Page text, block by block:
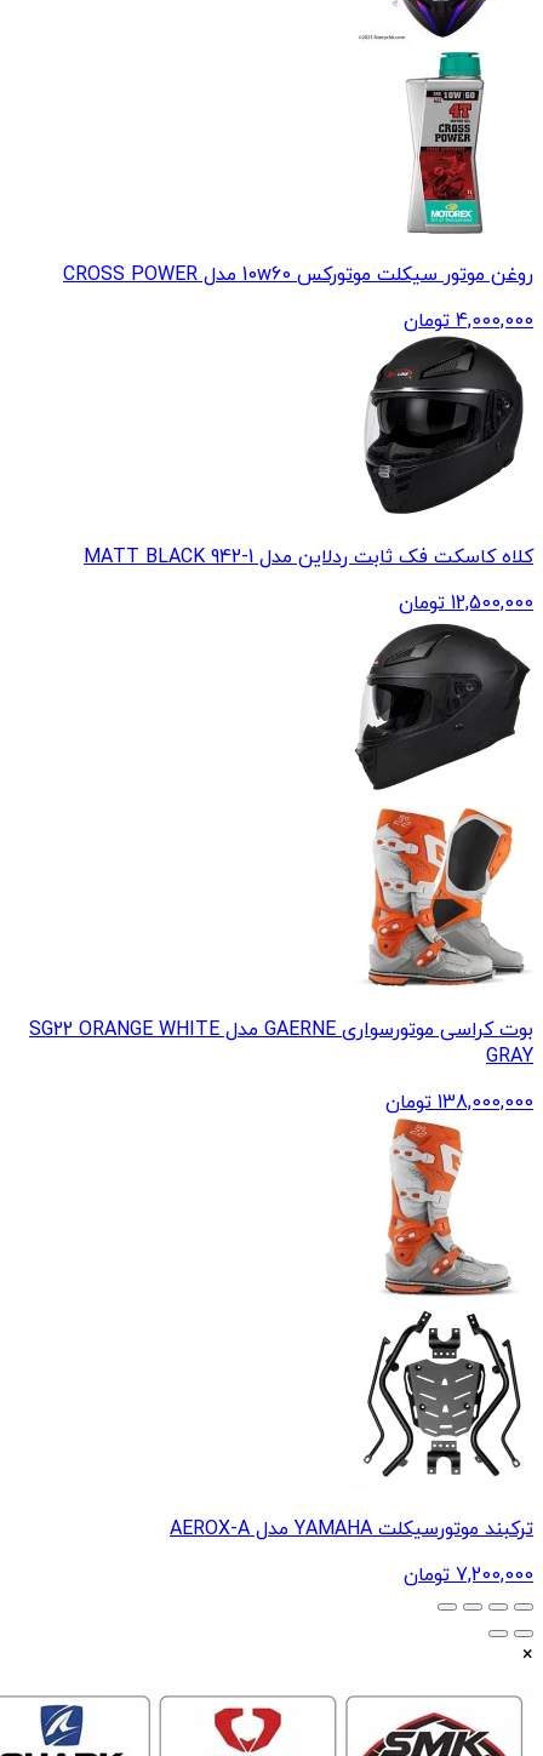
روغن موتور سیکلت موتورکس 10w60 مدل CROSS POWER
4,000,000 تومان
کلاه کاسکت فک ثابت ردلاین مدل MATT BLACK 942-1
12,500,000 تومان
بوت کراسی موتورسواری GAERNE مدل SG22 ORANGE WHITE
GRAY
138,000,000 تومان
ترکبند موتورسیکلت YAMAHA مدل AEROX-A
7,200,000 تومان
×